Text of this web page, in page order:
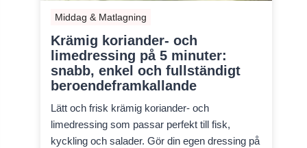
Middag & Matlagning
Krämig koriander- och
limedressing på 5 minuter:
snabb, enkel och fullständigt
beroendeframkallande
Lätt och frisk krämig koriander- och
limedressing som passar perfekt till fisk,
kyckling och salader. Gör din egen dressing på